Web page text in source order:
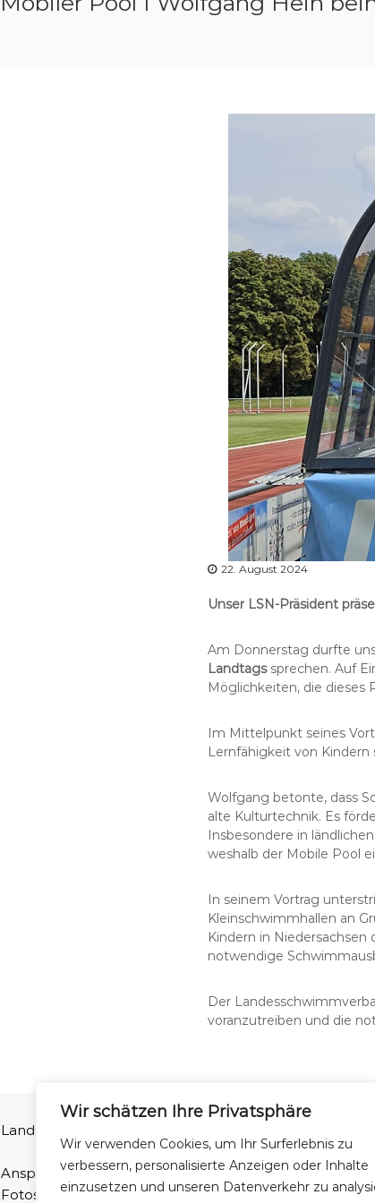
Wir schätzen Ihre Privatsphäre
Wir verwenden Cookies, um Ihr Surferlebnis zu
verbessern, personalisierte Anzeigen oder Inhalte
einzusetzen und unseren Datenverkehr zu
22. August 2024
Unser LSN-Präsident
Am Donnerstag durfte
Landtagssprechen. Auf
Möglichkeiten, die dieses
Im Mittelpunkt seines
Lernfähigkeit von
Wolfgang betonte, dass
alte Kulturtechnik. Es
Insbesondere in
weshalb der Mobile Pool
In seinem Vortrag
Kleinschwimmhallen an
Kindern in
notwendige
Der
voranzutreiben und die
Landesschwimmverband Niedersachsen e.V |
Ansprechpartner Homepage: Fabian Natusch
Fotos: LSN und Patrick Wallbaum